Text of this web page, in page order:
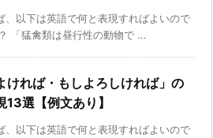
、以下は英語で何と表現すればよいので
「猛禽類は昼行性の動物で ...
ければ・もしよろしければ」の
13選【例文あり】
、以下は英語で何と表現すればよいので